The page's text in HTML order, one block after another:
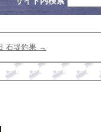
石堤釣果 →